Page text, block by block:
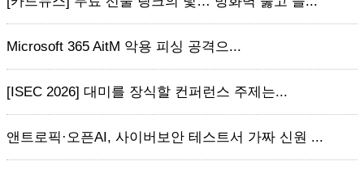
Microsoft 365 AitM 악용 피싱 공격으...
[ISEC 2026] 대미를 장식할 컨퍼런스 주제는...
앤트로픽·오픈AI, 사이버보안 테스트서 가짜 신원 ...